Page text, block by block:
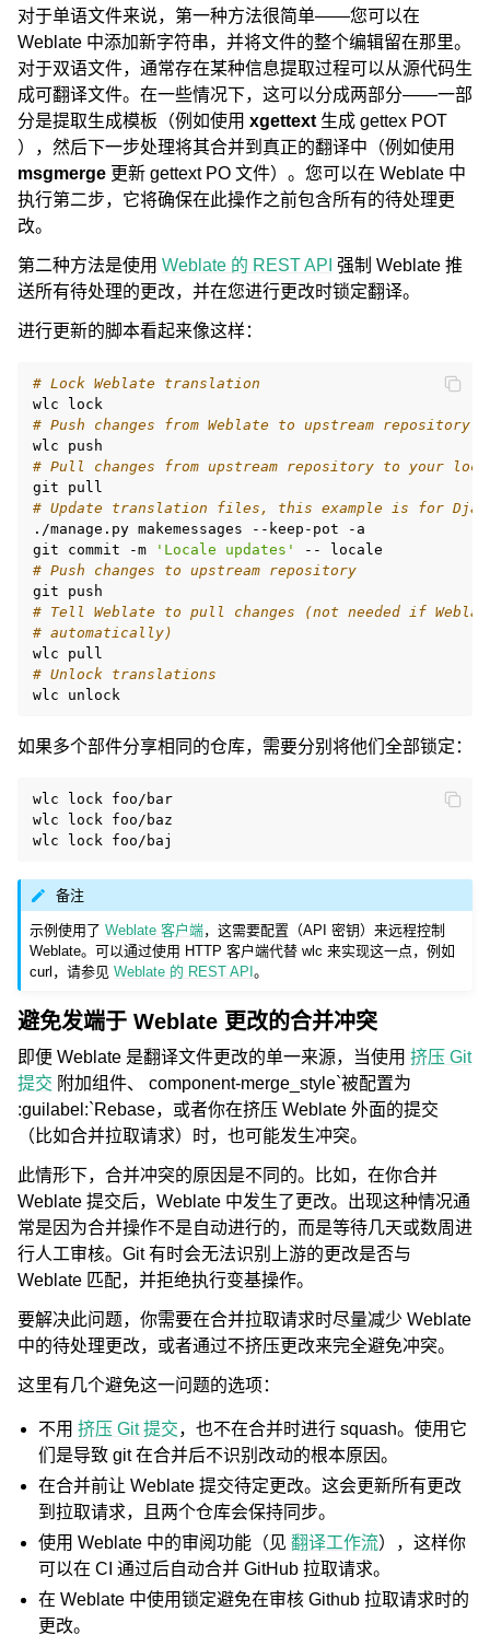
对于单语文件来说，第一种方法很简单——您可以在
Weblate 中添加新字符串，并将文件的整个编辑留在那里。
对于双语文件，通常存在某种信息提取过程可以从源代码生
成可翻译文件。在一些情况下，这可以分成两部分——一部
分是提取生成模板（例如使用 xgettext 生成 gettex POT
），然后下一步处理将其合并到真正的翻译中（例如使用
msgmerge 更新 gettext PO 文件）。您可以在 Weblate 中
执行第二步，它将确保在此操作之前包含所有的待处理更
改。
第二种方法是使用 Weblate 的 REST API 强制 Weblate 推
送所有待处理的更改，并在您进行更改时锁定翻译。
进行更新的脚本看起来像这样：
# Lock Weblate translation
wlc
# Push changes from Weblate to upstream repository
wlc
# Pull changes from upstream repository to your
git
# Update translation files, this example is for
./manage.py makemessages --keep-pot
-a
git
commit -m 'Locale updates' --
# Push changes to upstream repository
git
# Tell Weblate to pull changes (not needed if
# automatically)
wlc
# Unlock translations
wlc
如果多个部件分享相同的仓库，需要分别将他们全部锁定：
wlc lock foo/bar
wlc
lock foo/baz
wlc
lock
备注
示例使用了Weblate 客户端，这需要配置（API 密钥）来远程控制
Weblate。可以通过使用 HTTP 客户端代替 wlc 来实现这一点，例如
curl，请参见Weblate 的 REST API。
避免发端于 Weblate 更改的合并冲突
即便 Weblate 是翻译文件更改的单一来源，当使用 挤压 Git
提交 附加组件、 component-merge_style`被配置为
:guilabel:`Rebase，或者你在挤压 Weblate 外面的提交
（比如合并拉取请求）时，也可能发生冲突。
此情形下，合并冲突的原因是不同的。比如，在你合并
Weblate 提交后，Weblate 中发生了更改。出现这种情况通
常是因为合并操作不是自动进行的，而是等待几天或数周进
行人工审核。Git 有时会无法识别上游的更改是否与
Weblate 匹配，并拒绝执行变基操作。
要解决此问题，你需要在合并拉取请求时尽量减少 Weblate
中的待处理更改，或者通过不挤压更改来完全避免冲突。
这里有几个避免这一问题的选项：
不用挤压 Git 提交，也不在合并时进行 squash。使用它
们是导致 git 在合并后不识别改动的根本原因。
在合并前让 Weblate 提交待定更改。这会更新所有更改
到拉取请求，且两个仓库会保持同步。
使用 Weblate 中的审阅功能（见翻译工作流），这样你
可以在 CI 通过后自动合并 GitHub 拉取请求。
在 Weblate 中使用锁定避免在审核 Github 拉取请求时的
更改。